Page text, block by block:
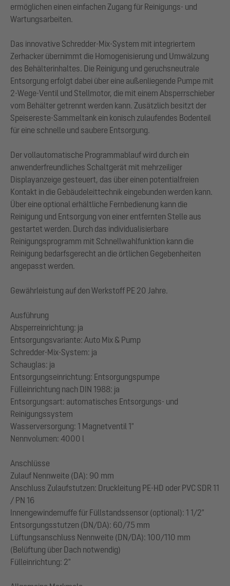
ermöglichen einen einfachen Zugang für Reinigungs- und
Wartungsarbeiten.
Das innovative Schredder-Mix-System mit integriertem
Zerhacker übernimmt die Homogenisierung und Umwälzung
des Behälterinhaltes. Die Reinigung und geruchsneutrale
Entsorgung erfolgt dabei über eine außenliegende Pumpe mit
2-Wege-Ventil und Stellmotor, die mit einem Absperrschieber
vom Behälter getrennt werden kann. Zusätzlich besitzt der
Speisereste-Sammeltank ein konisch zulaufendes Bodenteil
für eine schnelle und saubere Entsorgung.
Der vollautomatische Programmablauf wird durch ein
anwenderfreundliches Schaltgerät mit mehrzeiliger
Displayanzeige gesteuert, das über einen potentialfreien
Kontakt in die Gebäudeleittechnik eingebunden werden kann.
Über eine optional erhältliche Fernbedienung kann die
Reinigung und Entsorgung von einer entfernten Stelle aus
gestartet werden. Durch das individualisierbare
Reinigungsprogramm mit Schnellwahlfunktion kann die
Reinigung bedarfsgerecht an die örtlichen Gegebenheiten
angepasst werden.
Gewährleistung auf den Werkstoff PE 20 Jahre.
Ausführung
Absperreinrichtung: ja
Entsorgungsvariante: Auto Mix & Pump
Schredder-Mix-System: ja
Schauglas: ja
Entsorgungseinrichtung: Entsorgungspumpe
Fülleinrichtung nach DIN 1988: ja
Entsorgungsart: automatisches Entsorgungs- und
Reinigungssystem
Wasserversorgung: 1 Magnetventil 1"
Nennvolumen: 4000 l
Anschlüsse
Zulauf Nennweite (DA): 90 mm
Anschluss Zulaufstutzen: Druckleitung PE-HD oder PVC SDR 11
/ PN 16
Innengewindemuffe für Füllstandssensor (optional): 1 1/2"
Entsorgungsstutzen (DN/DA): 60/75 mm
Lüftungsanschluss Nennweite (DN/DA): 100/110 mm
(Belüftung über Dach notwendig)
Fülleinrichtung: 2"